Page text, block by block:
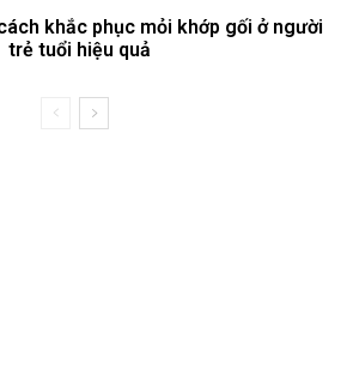
khắc phục mỏi khớp gối ở người
trẻ tuổi hiệu quả